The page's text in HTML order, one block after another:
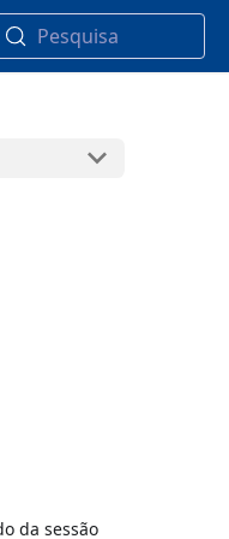
Pesquisa
da sessão